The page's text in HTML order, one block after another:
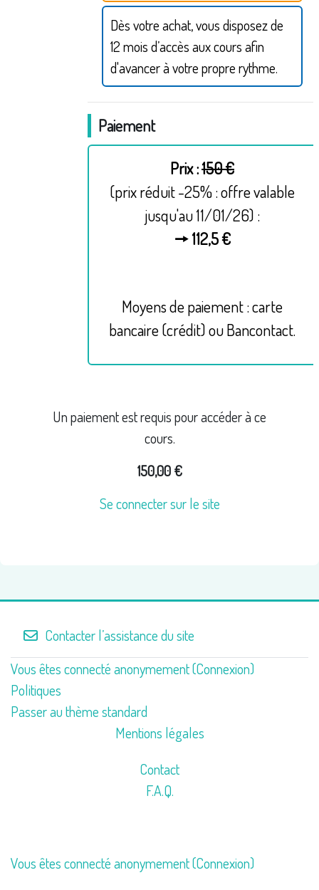
Dès votre achat, vous disposez de
12 mois d’accès aux cours afin
d'avancer à votre propre rythme.
Paiement
Prix :150 €
(prix réduit -25% : offre valable
jusqu'au 11/01/26) :
🠖 112,5 €
Moyens de paiement : carte
bancaire (crédit) ou Bancontact.
Un paiement est requis pour accéder à ce
cours.
150,00 €
Se connecter sur le site
Contacter l’assistance du site
Vous êtes connecté anonymement (Connexion)
Politiques
Passer au thème standard
Mentions légales
Contact
F.A.Q.
Vous êtes connecté anonymement (Connexion)